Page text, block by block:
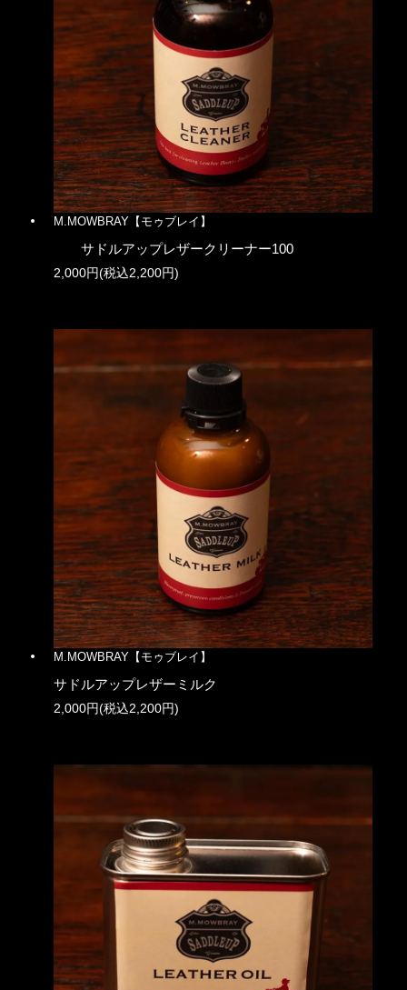
M.MOWBRAY【モゥブレイ】
サドルアップレザークリーナー100
2,000円(税込2,200円)
M.MOWBRAY【モゥブレイ】
サドルアップレザーミルク
2,000円(税込2,200円)